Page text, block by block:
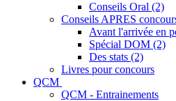
Conseils Oral (2)
Conseils APRES
Avant l'arrivée en
Spécial DOM (2)
Des stats (2)
Livres pour concours
QCM
QCM - Entrainements